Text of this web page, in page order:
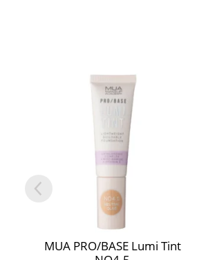
MUA PRO/BASE Lumi Tint